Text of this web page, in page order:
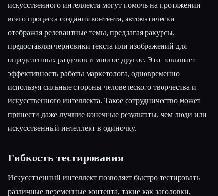
искусственного интеллекта могут помочь на протяжении
всего процесса создания контента, автоматически
отображая релевантные темы, предлагая ракурсы,
предоставляя черновики текста или изображений для
определенных разделов и многое другое. Это повышает
эффективность работы маркетолога, одновременно
используя сильные стороны человеческого творчества и
искусственного интеллекта. Такое сотрудничество может
принести даже лучшие конечные результаты, чем люди или
искусственный интеллект в одиночку.
Гибкость тестирования
Искусственный интеллект позволяет быстро тестировать
различные переменные контента, такие как заголовки,